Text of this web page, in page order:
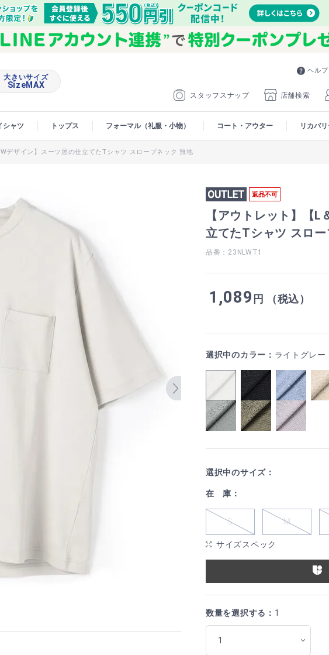
ヘルプ
スタッフスナップ 店舗検索
大きいサイズ
SizeMAX
シャツ トップス フォーマル（礼服・小物） コート・アウター リカバ
デザイン】スーツ屋の仕立てたTシャツ スロープネック 無地
返品不可
【アウトレット】【
立てたTシャツ スロ
品番：23NLWT1
1,089 円 （税込）
選択中のカラー： ライトグレー
選択中のサイズ：
在 庫：
S M
サイズスペック
数量を選択する： 1